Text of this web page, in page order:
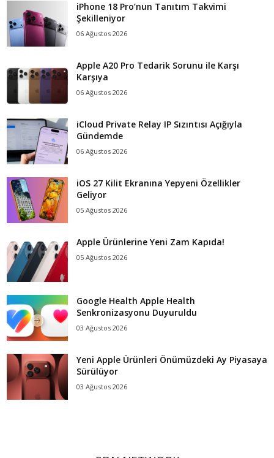
iPhone 18 Pro’nun Tanıtım Takvimi
Şekilleniyor
06 Ağustos 2026
Apple A20 Pro Tedarik Sorunu ile Karşı
Karşıya
06 Ağustos 2026
iCloud Private Relay IP Sızıntısı Açığıyla
Gündemde
06 Ağustos 2026
iOS 27 Kilit Ekranına Yepyeni Özellikler
Geliyor
05 Ağustos 2026
Apple Ürünlerine Yeni Zam Kapıda!
05 Ağustos 2026
Google Health Apple Health
Senkronizasyonu Duyuruldu
03 Ağustos 2026
Yeni Apple Ürünleri Önümüzdeki Ay Piyasaya
Sürülüyor
03 Ağustos 2026